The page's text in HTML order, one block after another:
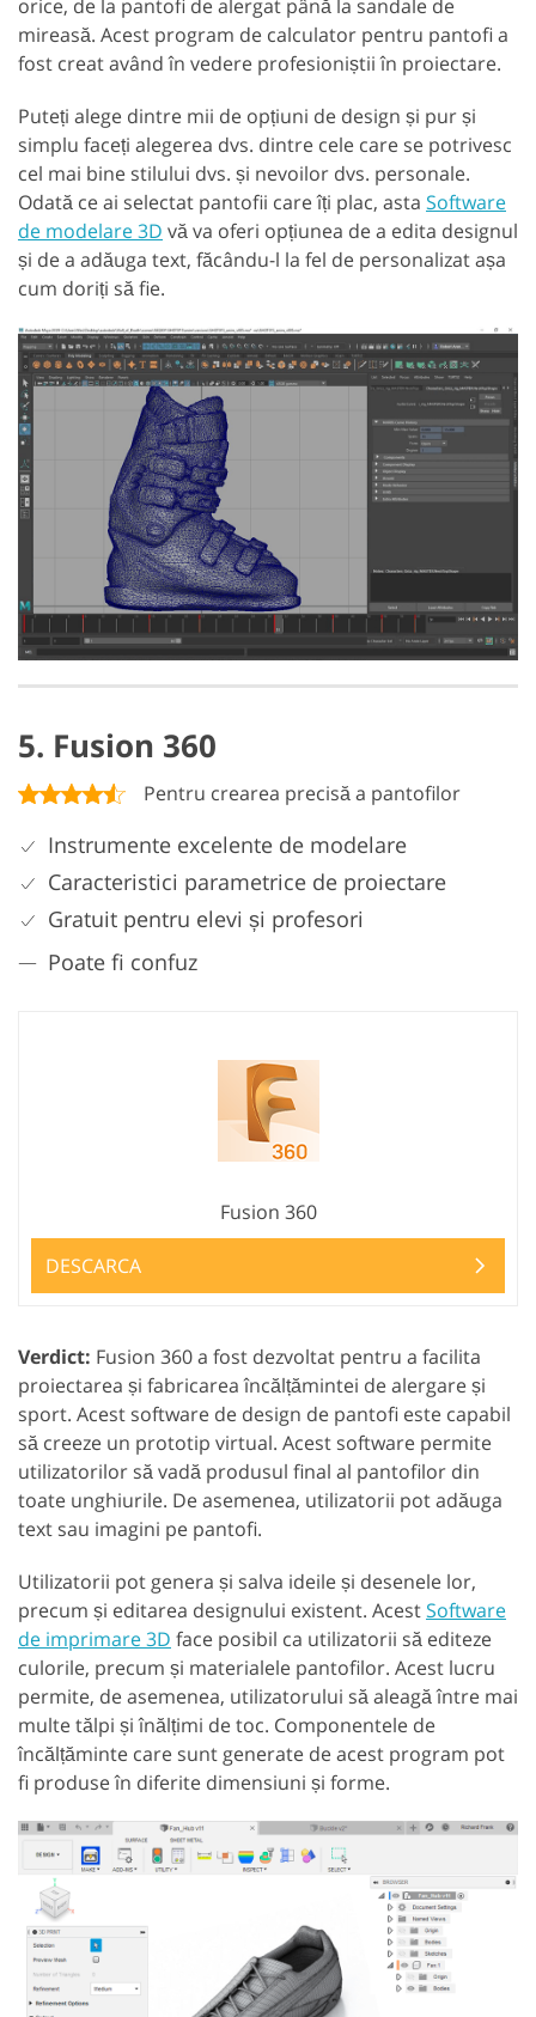
orice, de la pantofi de alergat până la sandale de
mireasă. Acest program de calculator pentru pantofi a
fost creat având în vedere profesioniștii în proiectare.
Puteți alege dintre mii de opțiuni de design și pur și
simplu faceți alegerea dvs. dintre cele care se potrivesc
cel mai bine stilului dvs. și nevoilor dvs. personale.
Odată ce ai selectat pantofii care îți plac, asta Software
de modelare 3D vă va oferi opțiunea de a edita designul
și de a adăuga text, făcându-l la fel de personalizat așa
cum doriți să fie.
5. Fusion 360
Pentru crearea precisă a pantofilor
Instrumente excelente de modelare
Caracteristici parametrice de proiectare
Gratuit pentru elevi și profesori
Poate fi confuz
Fusion 360
DESCARCA
Verdict: Fusion 360 a fost dezvoltat pentru a facilita
proiectarea și fabricarea încălțămintei de alergare și
sport. Acest software de design de pantofi este capabil
să creeze un prototip virtual. Acest software permite
utilizatorilor să vadă produsul final al pantofilor din
toate unghiurile. De asemenea, utilizatorii pot adăuga
text sau imagini pe pantofi.
Utilizatorii pot genera și salva ideile și desenele lor,
precum și editarea designului existent. AcestSoftware
de imprimare 3D face posibil ca utilizatorii să editeze
culorile, precum și materialele pantofilor. Acest lucru
permite, de asemenea, utilizatorului să aleagă între mai
multe tălpi și înălțimi de toc. Componentele de
încălțăminte care sunt generate de acest program pot
fi produse în diferite dimensiuni și forme.